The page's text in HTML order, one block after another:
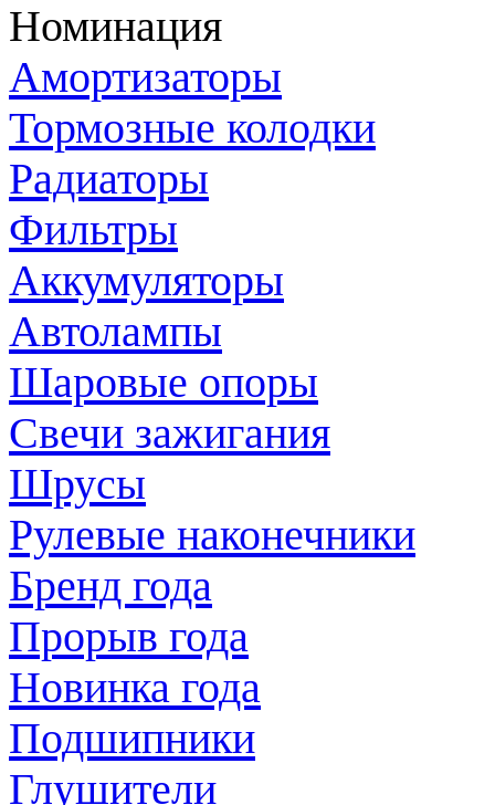
Номинация
Амортизаторы
Тормозные колодки
Радиаторы
Фильтры
Аккумуляторы
Автолампы
Шаровые опоры
Свечи зажигания
Шрусы
Рулевые наконечники
Бренд года
Прорыв года
Новинка года
Подшипники
Глушители